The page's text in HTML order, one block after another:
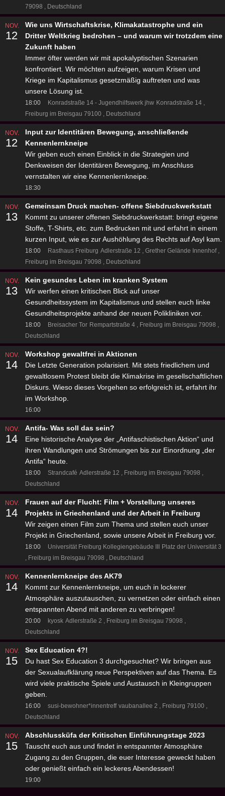
79098
Deutschland
NOV.
12
Wie uns Wirtschaftskrise, Klimakatastrophe und ein
Dritter Weltkrieg bedrohen – und warum wir trotzdem eine
Zukunft haben
Immer öfter werden wir mit apokalyptischen Szenarien
konfrontiert. Wir möchten aufzeigen, warum Krisen und
Kriege im Kapitalismus gesetzmäßig auftreten und was
unsere Lösung ist.
18:00 Konradstraße 14 - Jugendhilfswerk jhw Konradstraße 14
Freiburg im Breisgau 79100
Deutschland
NOV.
12
Input zur Identitären Bewegung, anschließende
Kennenlernkneipe
Wir geben euch einen Einblick in die Strategien und
Denkweisen der Identitären Bewegung, im Anschluss
vernstalten wir eine Kennenlernkneipe.
18:30
NOV.
13
Gemeinsam Druck machen- offene Siebdruckwerkstatt
Kommt zu unserer offenen Siebdruckwerkstatt: bringt eigene
Stoffe, T-Shirts, etc. zum Bedrucken mit und erfahrt in einem
kurzen Input, wie es zur Aushöhlung des Rechts auf Asyl kam.
18:00 Rasthaus Freiburg Adlerstraße 12
Grether Gelände Innenhof
Freiburg im Breisgau 79098
Deutschland
NOV.
13
Kein gesundes Leben im kranken System
Wir werfen einen kritischen Blick auf unser
Gesundheitssystem im Kapitalismus und stellen euch linke
Gesundheitsprojekte anhand der neuen Polikliniken vor.
18:00 Breisacher Tor Rempartstraße 4
Freiburg im Breisgau 79098
Deutschland
NOV.
14
Workshop gewaltfrei in Aktionen
Die Letzte Generation polarisiert. Mit stets friedlichem und
gewaltlosem Protest bleibt die Klimakrise im gesellschaftlichen
Diskurs. Wieso dieses Vorgehen so erfolgreich ist, erfahrt ihr
im Workshop.
16:00
NOV.
14
Antifa- Was soll das sein?
Eine historische Analyse der „Antifaschistischen Aktion“ und
ihren Wandlungen und Strömungen bis zur Einordnung „der
Antifa“ heute.
18:00 Strandcafé Adlerstraße 12
Freiburg im Breisgau 79098
Deutschland
NOV.
14
Frauen auf der Flucht: Film + Vorstellung unseres
Projekts in Griechenland und der Arbeit in Freiburg
Wir zeigen einen Film zum Thema und stellen euch unser
Projekt in Griechenland, sowie unsere Arbeit in Freiburg vor.
18:00 Universität Freiburg Kollegiengebäude III
Platz der Universität 3
Freiburg im Breisgau 79098
Deutschland
NOV.
14
Kennenlernkneipe des AK79
Kommt zur Kennenlernkneipe, um euch in lockerer
Atmosphäre auszutauschen, zu vernetzen oder einfach einen
entspannten Abend mit anderen zu verbringen!
20:00 kyosk Adlerstraße 2
Freiburg im Breisgau 79098
Deutschland
NOV.
15
Sex Education 4?!
Du hast Sex Education 3 durchgesuchtet? Wir bringen aus
der Sexualaufklärung neue Perspektiven auf das Thema. Es
wird viele praktische Spiele und Austausch in Kleingruppen
geben.
16:00 susi-bewohner*innentreff vaubanallee 2
Freiburg 79100
Deutschland
NOV.
15
Abschlussküfa der Kritischen Einführungstage 2023
Tauscht euch aus und findet in entspannter Atmosphäre
Zugang zu den Gruppen, die euer Interesse geweckt haben
oder genießt einfach ein leckeres Abendessen!
19:00